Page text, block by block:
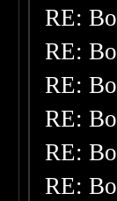
RE:
RE:
RE:
RE:
RE:
RE: